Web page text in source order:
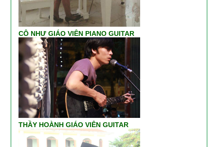
CÔ NHƯ GIÁO VIÊN PIANO GUITAR
THẦY HOÀNH GIÁO VIÊN GUITAR